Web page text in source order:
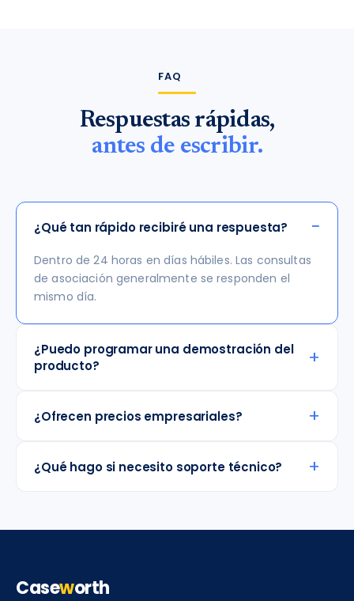
FAQ
Respuestas rápidas,
antes de escribir.
¿Qué tan rápido recibiré una respuesta? −
Dentro de 24 horas en días hábiles. Las consultas
de asociación generalmente se responden el
mismo día.
¿Puedo programar una demostración del
producto?
+
¿Ofrecen precios empresariales? +
¿Qué hago si necesito soporte técnico? +
Caseworth